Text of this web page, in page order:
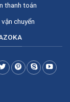
thanh toán
chuyển